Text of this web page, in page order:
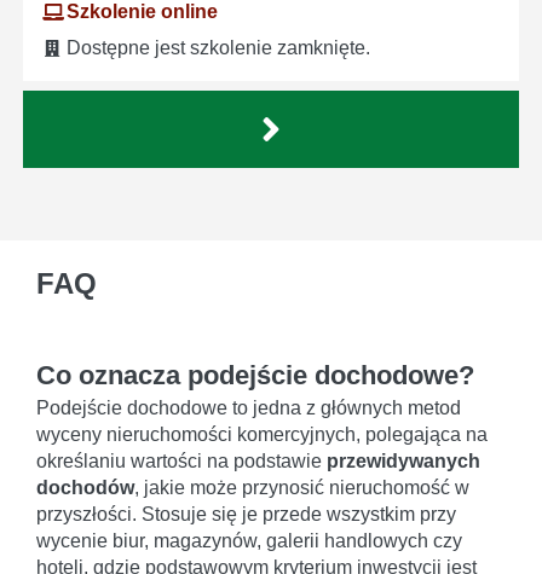
Szkolenie online
Dostępne jest szkolenie zamknięte.
FAQ
Co oznacza podejście dochodowe?
Podejście dochodowe to jedna z głównych metod
wyceny nieruchomości komercyjnych, polegająca na
określaniu wartości na podstawie przewidywanych
dochodów, jakie może przynosić nieruchomość w
przyszłości. Stosuje się je przede wszystkim przy
wycenie biur, magazynów, galerii handlowych czy
hoteli, gdzie podstawowym kryterium inwestycji jest